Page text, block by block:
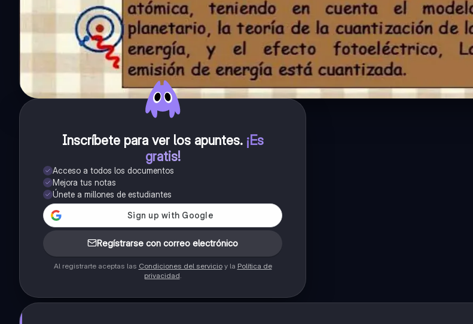
Inscríbete para ver los apuntes. ¡Es
gratis!
Acceso a todos los documentos
Mejora tus notas
Únete a millones de estudiantes
Regístrarse con correo electrónico
Al registrarte aceptas las Condiciones del servicioy la Política de
privacidad.